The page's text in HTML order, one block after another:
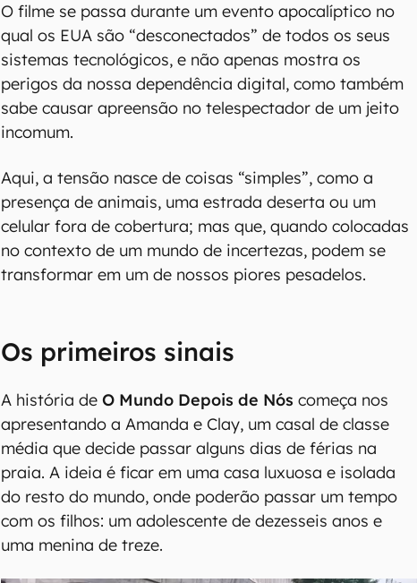
O filme se passa durante um evento apocalíptico no
qual os EUA são “desconectados” de todos os seus
sistemas tecnológicos, e não apenas mostra os
perigos da nossa dependência digital, como também
sabe causar apreensão no telespectador de um jeito
incomum.
Aqui, a tensão nasce de coisas “simples”, como a
presença de animais, uma estrada deserta ou um
celular fora de cobertura; mas que, quando colocadas
no contexto de um mundo de incertezas, podem se
transformar em um de nossos piores pesadelos.
Os primeiros sinais
A história de O Mundo Depois de Nós começa nos
apresentando a Amanda e Clay, um casal de classe
média que decide passar alguns dias de férias na
praia. A ideia é ficar em uma casa luxuosa e isolada
do resto do mundo, onde poderão passar um tempo
com os filhos: um adolescente de dezesseis anos e
uma menina de treze.